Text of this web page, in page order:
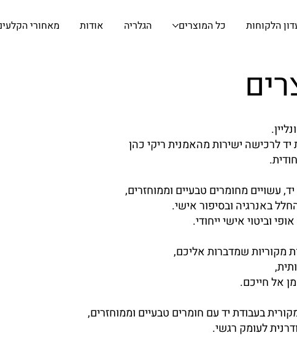
הלקוחות כל המוצרים הגלריה אודות מאחורי
יד לרכישה ישירות מהאמנית ריקי כהן
עשויים מחומרים טבעיים וממוחזרים,
באנרגיה ובסיפור אישי.
וביטוי אישי ייחודי.
מקוריות שמדברות אליכם,
אל חייכם.
בעבודת יד עם חומרים טבעיים וממוחזרים,
לעומק רגשי.